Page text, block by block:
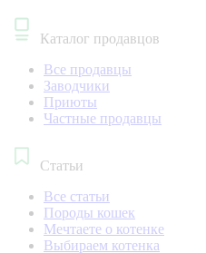
Каталог продавцов
Все продавцы
Заводчики
Приюты
Частные продавцы
Статьи
Все статьи
Породы кошек
Мечтаете о котенке
Выбираем котенка